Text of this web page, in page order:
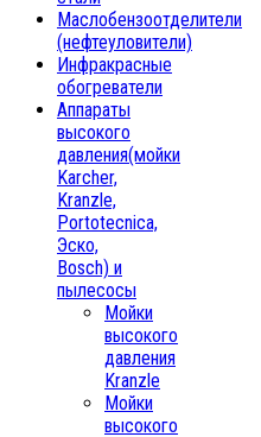
Маслобензоотделители
(нефтеуловители)
Инфракрасные
обогреватели
Аппараты
высокого
давления(мойки
Karcher,
Kranzle,
Portotecnica,
Эско,
Bosch) и
пылесосы
Мойки
высокого
давления
Kranzle
Мойки
высокого